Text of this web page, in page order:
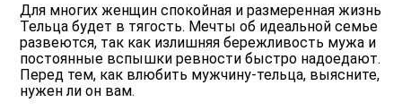
Для многих женщин спокойная и размеренная жизнь
Тельца будет в тягость. Мечты об идеальной семье
развеются, так как излишняя бережливость мужа и
постоянные вспышки ревности быстро надоедают.
Перед тем, как влюбить мужчину-тельца, выясните,
нужен ли он вам.